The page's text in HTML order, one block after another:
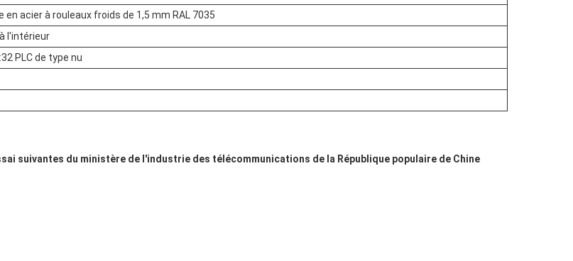
en acier à rouleaux froids de 1,5 mm RAL 7035
l'intérieur
PLC de type nu
suivantes du ministère de l'industrie des télécommunications de la République populaire de Chine